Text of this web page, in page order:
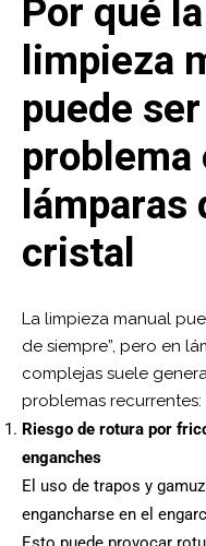
Por qué la
limpieza
puede
problema
lámparas
cristal
La limpieza manual
de siempre”, pero en
complejas suele
problemas recurrentes:
Riesgo de rotura por
enganches
El uso de trapos y
engancharse en el